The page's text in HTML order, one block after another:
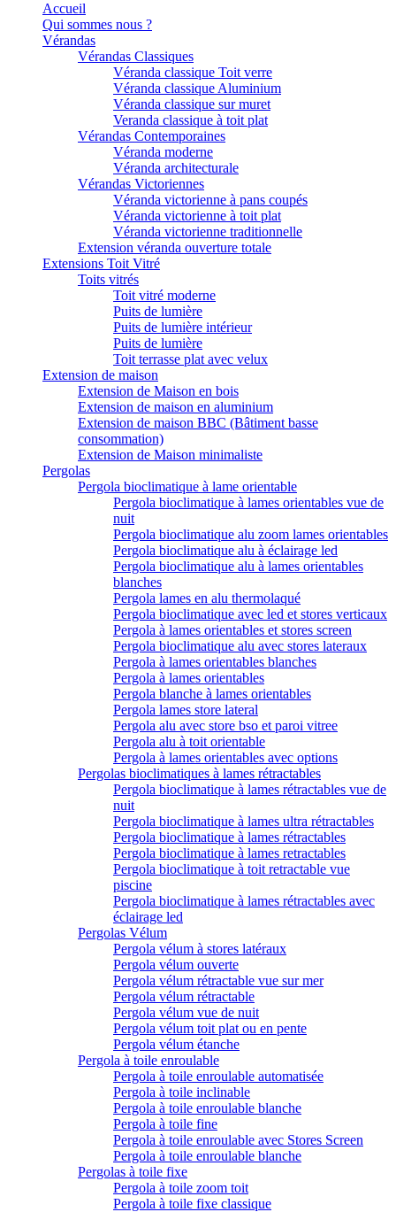
Accueil
Qui sommes nous ?
Vérandas
Vérandas Classiques
Véranda classique Toit verre
Véranda classique Aluminium
Véranda classique sur muret
Veranda classique à toit plat
Vérandas Contemporaines
Véranda moderne
Véranda architecturale
Vérandas Victoriennes
Véranda victorienne à pans coupés
Véranda victorienne à toit plat
Véranda victorienne traditionnelle
Extension véranda ouverture totale
Extensions Toit Vitré
Toits vitrés
Toit vitré moderne
Puits de lumière
Puits de lumière intérieur
Puits de lumière
Toit terrasse plat avec velux
Extension de maison
Extension de Maison en bois
Extension de maison en aluminium
Extension de maison BBC (Bâtiment basse
consommation)
Extension de Maison minimaliste
Pergolas
Pergola bioclimatique à lame orientable
Pergola bioclimatique à lames orientables vue de
nuit
Pergola bioclimatique alu zoom lames orientables
Pergola bioclimatique alu à éclairage led
Pergola bioclimatique alu à lames orientables
blanches
Pergola lames en alu thermolaqué
Pergola bioclimatique avec led et stores verticaux
Pergola à lames orientables et stores screen
Pergola bioclimatique alu avec stores lateraux
Pergola à lames orientables blanches
Pergola à lames orientables
Pergola blanche à lames orientables
Pergola lames store lateral
Pergola alu avec store bso et paroi vitree
Pergola alu à toit orientable
Pergola à lames orientables avec options
Pergolas bioclimatiques à lames rétractables
Pergola bioclimatique à lames rétractables vue de
nuit
Pergola bioclimatique à lames ultra rétractables
Pergola bioclimatique à lames rétractables
Pergola bioclimatique à lames retractables
Pergola bioclimatique à toit retractable vue
piscine
Pergola bioclimatique à lames rétractables avec
éclairage led
Pergolas Vélum
Pergola vélum à stores latéraux
Pergola vélum ouverte
Pergola vélum rétractable vue sur mer
Pergola vélum rétractable
Pergola vélum vue de nuit
Pergola vélum toit plat ou en pente
Pergola vélum étanche
Pergola à toile enroulable
Pergola à toile enroulable automatisée
Pergola à toile inclinable
Pergola à toile enroulable blanche
Pergola à toile fine
Pergola à toile enroulable avec Stores Screen
Pergola à toile enroulable blanche
Pergolas à toile fixe
Pergola à toile zoom toit
Pergola à toile fixe classique